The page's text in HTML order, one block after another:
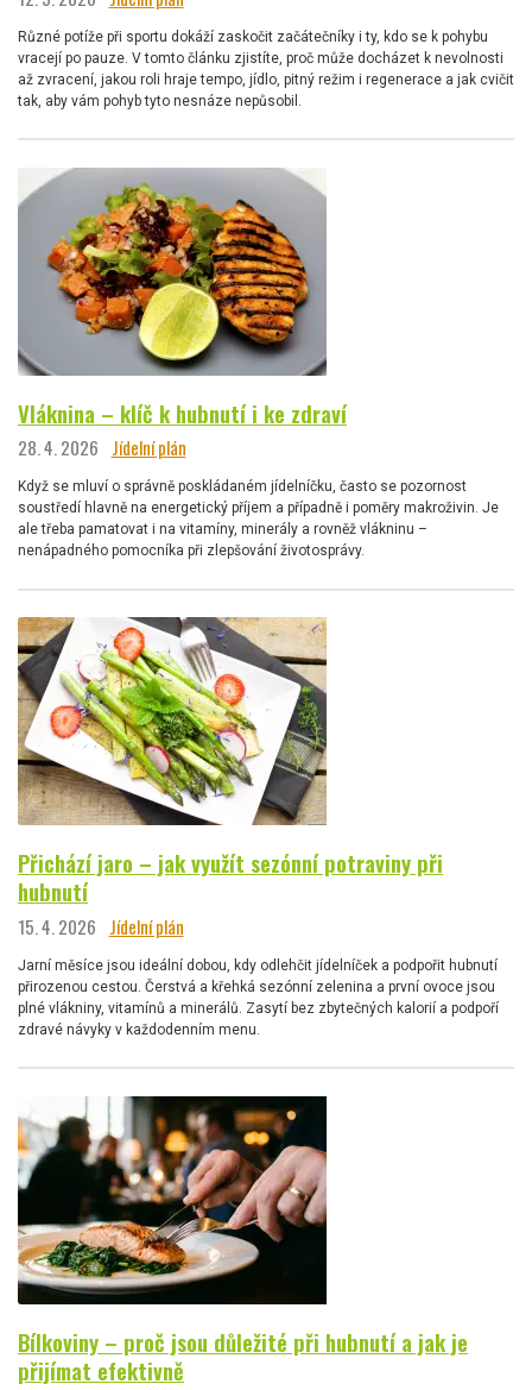
Různé potíže při sportu dokáží zaskočit začátečníky i ty, kdo se k pohybu
vracejí po pauze. V tomto článku zjistíte, proč může docházet k nevolnosti
až zvracení, jakou roli hraje tempo, jídlo, pitný režim i regenerace a jak cvičit
tak, aby vám pohyb tyto nesnáze nepůsobil.
Vláknina – klíč k hubnutí i ke zdraví
28. 4. 2026 Jídelní plán
Když se mluví o správně poskládaném jídelníčku, často se pozornost
soustředí hlavně na energetický příjem a případně i poměry makroživin. Je
ale třeba pamatovat i na vitamíny, minerály a rovněž vlákninu –
nenápadného pomocníka při zlepšování životosprávy.
Přichází jaro – jak využít sezónní potraviny při
hubnutí
15. 4. 2026 Jídelní plán
Jarní měsíce jsou ideální dobou, kdy odlehčit jídelníček a podpořit hubnutí
přirozenou cestou. Čerstvá a křehká sezónní zelenina a první ovoce jsou
plné vlákniny, vitamínů a minerálů. Zasytí bez zbytečných kalorií a podpoří
zdravé návyky v každodenním menu.
Bílkoviny – proč jsou důležité při hubnutí a jak je
přijímat efektivně